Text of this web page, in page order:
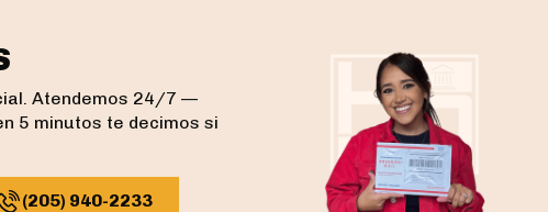
Atendemos 24/7 —
5 minutos te decimos si
(205) 940-2233